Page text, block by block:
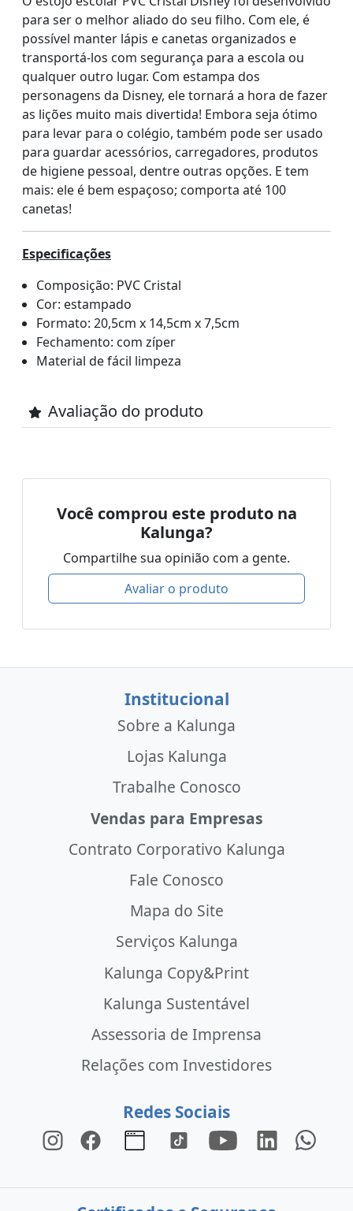
para ser o melhor aliado do seu filho. Com ele, é
possível manter lápis e canetas organizados e
transportá-los com segurança para a escola ou
qualquer outro lugar. Com estampa dos
personagens da Disney, ele tornará a hora de fazer
as lições muito mais divertida! Embora seja ótimo
para levar para o colégio, também pode ser usado
para guardar acessórios, carregadores, produtos
de higiene pessoal, dentre outras opções. E tem
mais: ele é bem espaçoso; comporta até 100
canetas!
Especificações
Composição: PVC Cristal
Cor: estampado
Formato: 20,5cm x 14,5cm x 7,5cm
Fechamento: com zíper
Material de fácil limpeza
Avaliação do produto
Você comprou este produto na
Kalunga?
Compartilhe sua opinião com a gente.
Avaliar o produto
Institucional
Sobre a Kalunga
Lojas Kalunga
Trabalhe Conosco
Vendas para Empresas
Contrato Corporativo Kalunga
Fale Conosco
Mapa do Site
Serviços Kalunga
Kalunga Copy&Print
Kalunga Sustentável
Assessoria de Imprensa
Relações com Investidores
Redes Sociais